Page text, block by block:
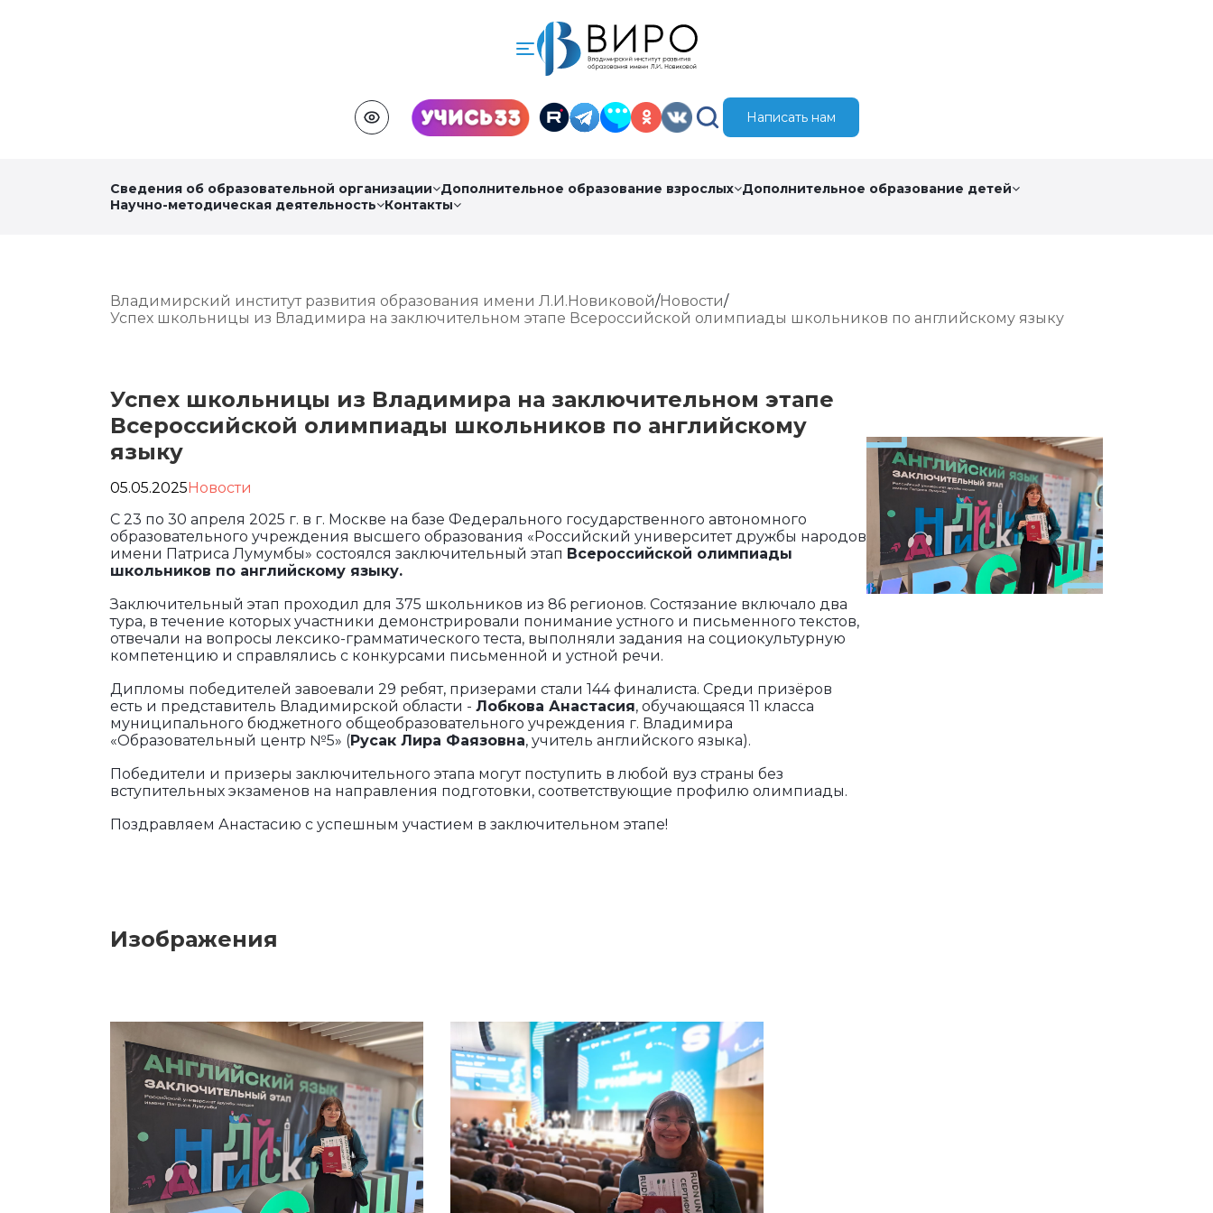
Написать нам
Сведения об образовательной организации Дополнительное образование взрослых Дополнительное образование детей
Научно-методическая деятельность
Контакты
Владимирский институт развития образования имени Л.И.Новиковой Новости
Успех школьницы из Владимира на заключительном этапе Всероссийской олимпиады школьников по английскому языку
Успех школьницы из Владимира на заключительном этапе
Всероссийской олимпиады школьников по английскому
языку
05.05.2025Новости
С 23 по 30 апреля 2025 г. в г. Москве на базе Федерального государственного автономного
образовательного учреждения высшего образования «Российский университет дружбы народов
имени Патриса Лумумбы» состоялся заключительный этап Всероссийской олимпиады
школьников по английскому языку.
Заключительный этап проходил для 375 школьников из 86 регионов. Состязание включало два
тура, в течение которых участники демонстрировали понимание устного и письменного текстов,
отвечали на вопросы лексико-грамматического теста, выполняли задания на социокультурную
компетенцию и справлялись с конкурсами письменной и устной речи.
Дипломы победителей завоевали 29 ребят, призерами стали 144 финалиста. Среди призёров
есть и представитель Владимирской области - Лобкова Анастасия, обучающаяся 11 класса
муниципального бюджетного общеобразовательного учреждения г. Владимира
«Образовательный центр №5» (Русак Лира Фаязовна, учитель английского языка).
Победители и призеры заключительного этапа могут поступить в любой вуз страны без
вступительных экзаменов на направления подготовки, соответствующие профилю олимпиады.
Поздравляем Анастасию с успешным участием в заключительном этапе!
Изображения